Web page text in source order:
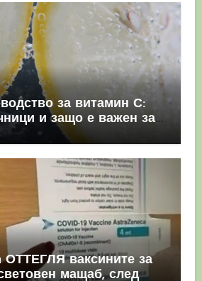
за витамин С:
и защо е важен за
ОТТЕГЛЯ ваксините за
мащаб, след